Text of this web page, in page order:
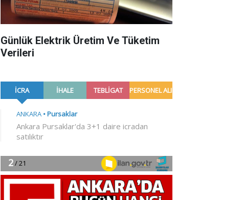
Günlük Elektrik Üretim Ve Tüketim
Verileri